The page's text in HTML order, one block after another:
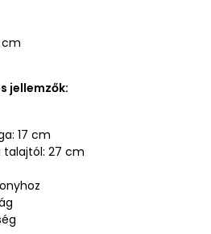
cm
jellemzők:
17 cm
talajtól: 27 cm